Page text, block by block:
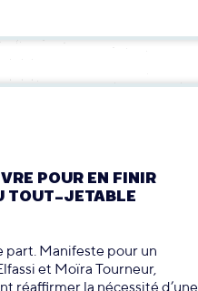
POUR EN FINIR
TOUT-JETABLE
part. Manifeste pour un
et Moïra Tourneur,
réaffirmer la nécessité d’une